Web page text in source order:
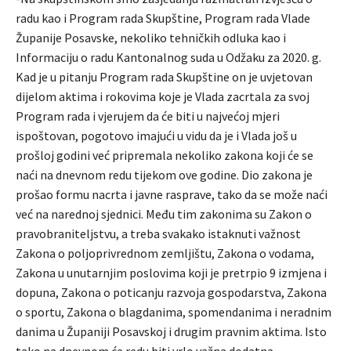
radu kao i Program rada Skupštine, Program rada Vlade
Županije Posavske, nekoliko tehničkih odluka kao i
Informaciju o radu Kantonalnog suda u Odžaku za 2020. g.
Kad je u pitanju Program rada Skupštine on je uvjetovan
dijelom aktima i rokovima koje je Vlada zacrtala za svoj
Program rada i vjerujem da će biti u najvećoj mjeri
ispoštovan, pogotovo imajući u vidu da je i Vlada još u
prošloj godini već pripremala nekoliko zakona koji će se
naći na dnevnom redu tijekom ove godine. Dio zakona je
prošao formu nacrta i javne rasprave, tako da se može naći
već na narednoj sjednici. Među tim zakonima su Zakon o
pravobraniteljstvu, a treba svakako istaknuti važnost
Zakona o poljoprivrednom zemljištu, Zakona o vodama,
Zakona u unutarnjim poslovima koji je pretrpio 9 izmjena i
dopuna, Zakona o poticanju razvoja gospodarstva, Zakona
o sportu, Zakona o blagdanima, spomendanima i neradnim
danima u Županiji Posavskoj i drugim pravnim aktima. Isto